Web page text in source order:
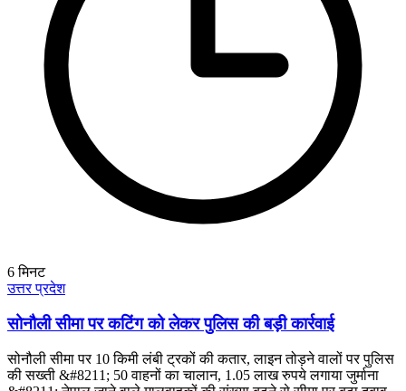
6मिनट
उत्तर प्रदेश
सोनौली सीमा पर कटिंग को लेकर पुलिस की बड़ी कार्रवाई
सोनौली सीमा पर 10 किमी लंबी ट्रकों की कतार, लाइन तोड़ने वालों पर पुलिस
की सख्ती &#8211; 50 वाहनों का चालान, 1.05 लाख रुपये लगाया जुर्माना